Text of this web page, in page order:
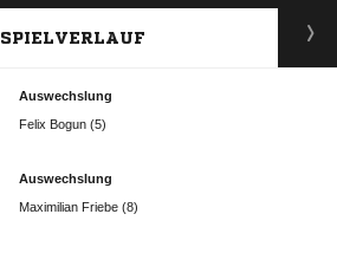
SPIELVERLAUF
Auswechslung
  
Auswechslung
  